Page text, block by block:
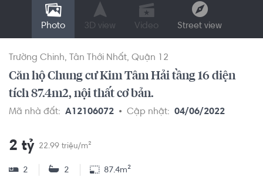
Photo 3D view Video Street view
Trường Chinh Tân Thới Nhất Quận 12
Căn hộ Chung cư Kim Tâm Hải tầng 16 diện
tích 87.4m2, nội thất cơ bản.
Mã nhà đất: A12106072 Cập nhật: 04/06/2022
2 tỷ 22.99 triệu/m²
2 2 87.4m²